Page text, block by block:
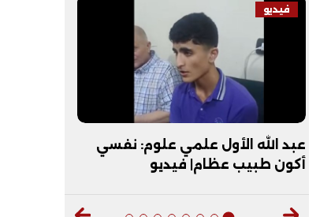
فيديو
عبد الله الأول علمي علوم: نفسي
أكون طبيب عظام| فيديو